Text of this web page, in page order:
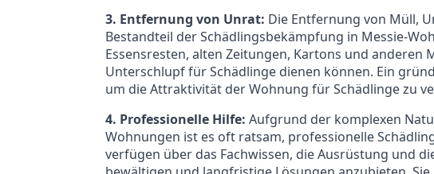
3. Entfernung von Unrat: Die Entfernung von Müll,
Bestandteil der Schädlingsbekämpfung in Messie-
Essensresten, alten Zeitungen, Kartons und anderen
Unterschlupf für Schädlinge dienen können. Ein
um die Attraktivität der Wohnung für Schädlinge zu
4. Professionelle Hilfe: Aufgrund der komplexen
Wohnungen ist es oft ratsam, professionelle
verfügen über das Fachwissen, die Ausrüstung und